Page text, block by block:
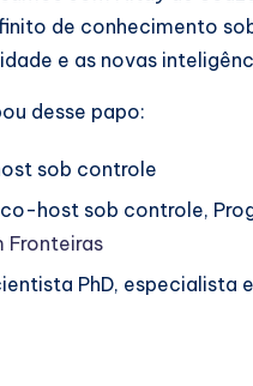
de conhecimento
e as novas
desse papo:
sob controle
host sob controle,
Fronteiras⁠⁠
PhD, especialista